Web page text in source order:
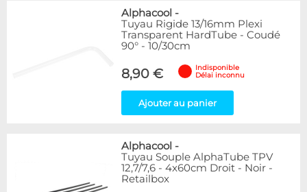
Alphacool -
Tuyau Rigide 13/16mm Plexi
Transparent HardTube - Coudé
90° - 10/30cm
8,90 €
Indisponible
Délai inconnu
Ajouter au panier
Alphacool -
Tuyau Souple AlphaTube TPV
12,7/7,6 - 4x60cm Droit - Noir -
Retailbox